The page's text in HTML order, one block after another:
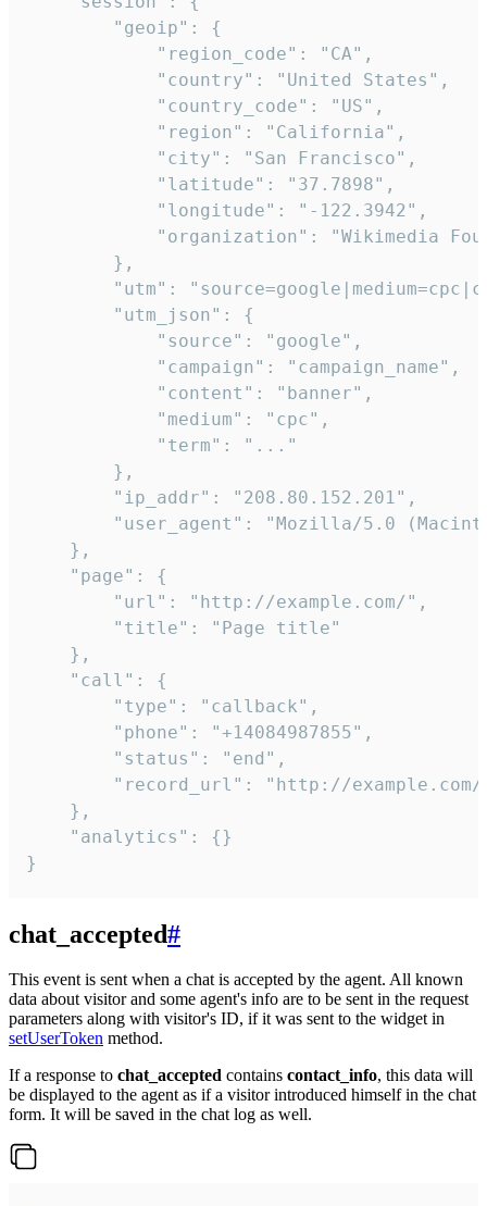
        "geoip": {
            "region_code": "CA",
            "country": "United States",
            "country_code": "US",
            "region": "California",
            "city": "San Francisco",
            "latitude": "37.7898",
            "longitude": "-122.3942",
"organization": "Wikimedia
        },
"utm":
        "utm_json": {
            "source": "google",
            "campaign": "campaign_name",
            "content": "banner",
            "medium": "cpc",
            "term": "..."
        },
        "ip_addr": "208.80.152.201",
"user_agent": "Mozilla/5.0
    },
    "page": {
        "url": "http://example.com/",
        "title": "Page title"
    },
    "call": {
        "type": "callback",
        "phone": "+14084987855",
        "status": "end",
"record_url": "http://
    },
    "analytics": {}
}
chat_accepted#
This event is sent when a chat is accepted by the agent. All known
data about visitor and some agent's info are to be sent in the request
parameters along with visitor's ID, if it was sent to the widget in
setUserToken method.
If a response to chat_accepted contains contact_info, this data will
be displayed to the agent as if a visitor introduced himself in the chat
form. It will be saved in the chat log as well.